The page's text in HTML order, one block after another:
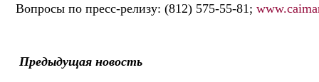
Вопросы по пресс-релизу: (812) 575-55-81;
Предыдущая новость